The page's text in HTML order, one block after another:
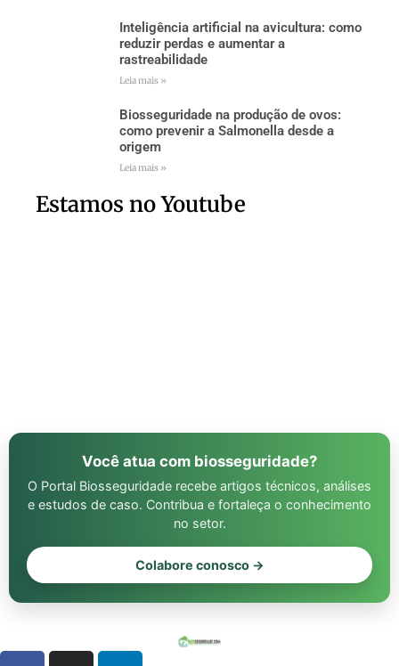
Inteligência artificial na avicultura: como
reduzir perdas e aumentar a
rastreabilidade
Leia mais »
Biosseguridade na produção de ovos:
como prevenir a Salmonella desde a
origem
Leia mais »
Estamos no Youtube
Você atua com biosseguridade?
O Portal Biosseguridade recebe artigos técnicos, análises
e estudos de caso. Contribua e fortaleça o conhecimento
no setor.
Colabore conosco →